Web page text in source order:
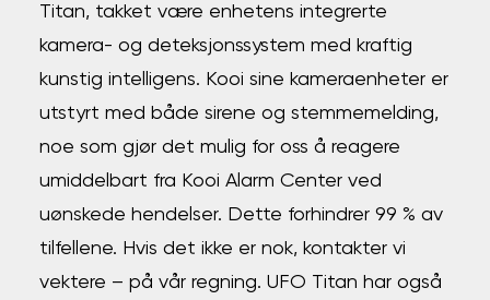
Titan, takket være enhetens integrerte
kamera- og deteksjonssystem med kraftig
kunstig intelligens. Kooi sine kameraenheter er
utstyrt med både sirene og stemmemelding,
noe som gjør det mulig for oss å reagere
umiddelbart fra Kooi Alarm Center ved
uønskede hendelser. Dette forhindrer 99 % av
tilfellene. Hvis det ikke er nok, kontakter vi
vektere – på vår regning. UFO Titan har også